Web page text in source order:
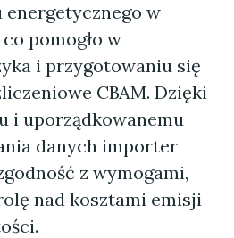
energetycznego w
pomogło w
i przygotowaniu się
CBAM. Dzięki
i uporządkowanemu
danych importer
z wymogami,
nad kosztami emisji